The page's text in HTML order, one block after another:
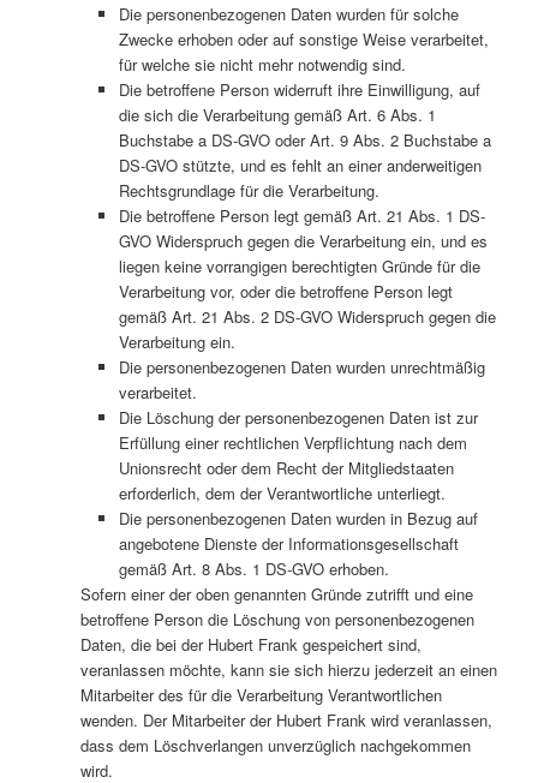
Die personenbezogenen Daten wurden für solche
Zwecke erhoben oder auf sonstige Weise verarbeitet,
für welche sie nicht mehr notwendig sind.
Die betroffene Person widerruft ihre Einwilligung, auf
die sich die Verarbeitung gemäß Art. 6 Abs. 1
Buchstabe a DS-GVO oder Art. 9 Abs. 2 Buchstabe a
DS-GVO stützte, und es fehlt an einer anderweitigen
Rechtsgrundlage für die Verarbeitung.
Die betroffene Person legt gemäß Art. 21 Abs. 1 DS-
GVO Widerspruch gegen die Verarbeitung ein, und es
liegen keine vorrangigen berechtigten Gründe für die
Verarbeitung vor, oder die betroffene Person legt
gemäß Art. 21 Abs. 2 DS-GVO Widerspruch gegen die
Verarbeitung ein.
Die personenbezogenen Daten wurden unrechtmäßig
verarbeitet.
Die Löschung der personenbezogenen Daten ist zur
Erfüllung einer rechtlichen Verpflichtung nach dem
Unionsrecht oder dem Recht der Mitgliedstaaten
erforderlich, dem der Verantwortliche unterliegt.
Die personenbezogenen Daten wurden in Bezug auf
angebotene Dienste der Informationsgesellschaft
gemäß Art. 8 Abs. 1 DS-GVO erhoben.
Sofern einer der oben genannten Gründe zutrifft und eine
betroffene Person die Löschung von personenbezogenen
Daten, die bei der Hubert Frank gespeichert sind,
veranlassen möchte, kann sie sich hierzu jederzeit an einen
Mitarbeiter des für die Verarbeitung Verantwortlichen
wenden. Der Mitarbeiter der Hubert Frank wird veranlassen,
dass dem Löschverlangen unverzüglich nachgekommen
wird.